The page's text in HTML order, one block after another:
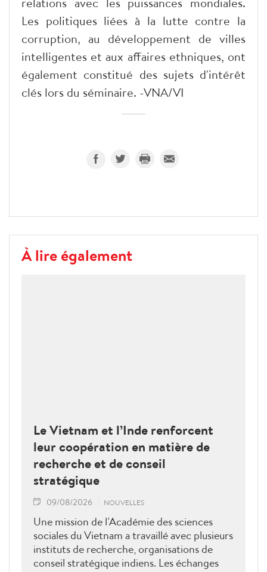
Les politiques liées à la lutte contre la
corruption, au développement de villes
intelligentes et aux affaires ethniques, ont
également constitué des sujets d'intérêt
clés lors du séminaire. -VNA/VI
À lire également
Le Vietnam et l’Inde renforcent
leur coopération en matière de
recherche et de conseil
stratégique
09/08/2026 NOUVELLES
Une mission de l’Académie des sciences
sociales du Vietnam a travaillé avec plusieurs
instituts de recherche, organisations de
conseil stratégique indiens. Les échanges